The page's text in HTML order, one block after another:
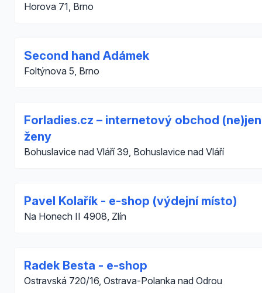
Horova 71, Brno
Second hand Adámek
Foltýnova 5, Brno
Forladies.cz – internetový obchod
ženy
Bohuslavice nad Vláří 39, Bohuslavice nad Vláří
Pavel Kolařík - e-shop (výdejní místo)
Na Honech II 4908, Zlín
Radek Besta - e-shop
Ostravská 720/16, Ostrava-Polanka nad Odrou